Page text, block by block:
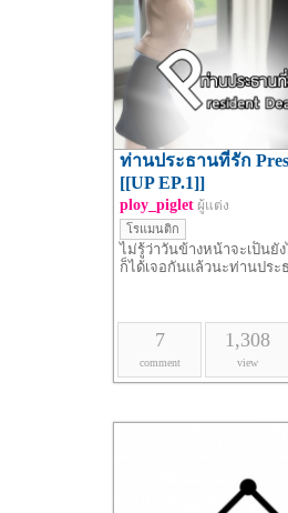
ท่านประธานที่รัก
[[UP EP.1]]
ploy_piglet ผู้แต่ง
โรแมนติก
ไม่รู้ว่าวันข้างหน้าจะเป็นยัง
ก็ได้เจอกันแล้วนะท่านประ
7
comment
1,308
view